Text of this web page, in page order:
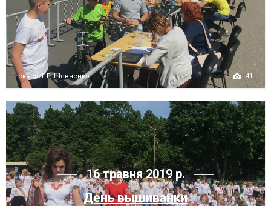
сквер Т.Г. Шевченко 41
16 травня 2019 р.
День вышиванки